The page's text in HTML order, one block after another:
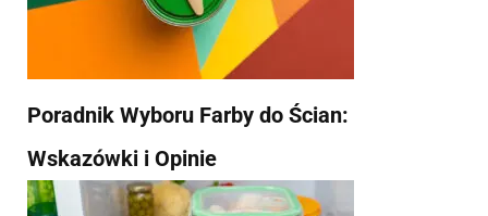
Poradnik Wyboru Farby do Ścian:
Wskazówki i Opinie